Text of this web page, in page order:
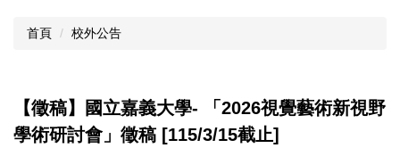
首頁 校外公告
【徵稿】國立嘉義大學- 「2026視覺藝術新視野
學術研討會」徵稿 [115/3/15截止]